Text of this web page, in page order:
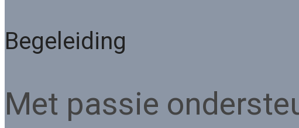
Begeleiding
Met passie